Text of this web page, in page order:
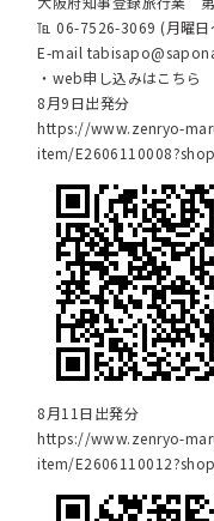
℡ 06-7526-3069 (月曜日
E-mail
・web申し込みはこちら
8月9日出発分
https://www.zenryo-
item/
8月11日出発分
https://www.zenryo-
item/